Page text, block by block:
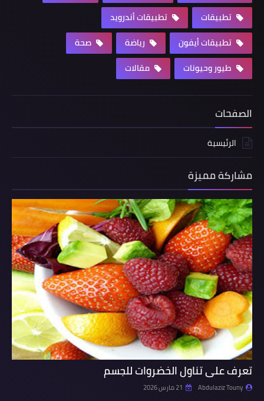
تطبيقات
تطبيقات أندرويد
تطبيقات أيفون
رياضة
صحة
طيور وحيونات
مقالات
الصفحات
الرئيسية
مشاركة مميزة
تعرف على تناول الخضروات للجسم
Abdulaziz Touny 21 مارس 2026